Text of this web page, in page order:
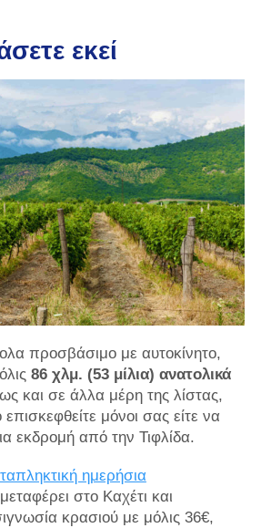
εκεί
προσβάσιμο με αυτοκίνητο,
86 χλμ. (53 μίλια) ανατολικά
και σε άλλα μέρη της λίστας,
επισκεφθείτε μόνοι σας είτε να
εκδρομή από την Τιφλίδα.
ημερήσια
στο Καχέτι και
κρασιού με μόλις 36€,